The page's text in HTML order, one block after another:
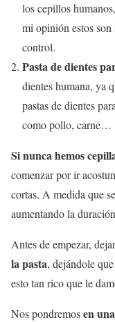
los cepillos
mi opinión estos
control.
Pasta de dientes
dientes humana, ya
pastas de dientes
como pollo, carne…
Si nunca hemos
comenzar por ir
cortas. A medida que
aumentando la
Antes de empezar,
la pasta, dejándole
esto tan rico que le
Nos pondremosen